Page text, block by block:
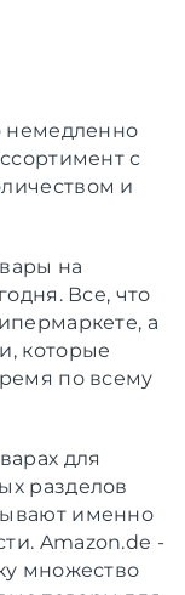
немедленно
с
и
на
Все, что
а
которые
по всему
для
разделов
именно
Amazon.de -
множество